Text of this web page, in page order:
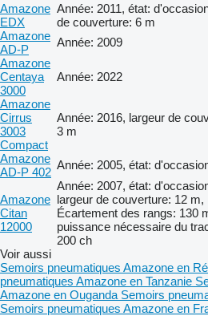
Amazone
EDX
Année: 2011, état:
de couverture: 6 m
Amazone
AD-P
Année: 2009
Amazone
Centaya
3000
Année: 2022
Amazone
Cirrus
3003
Compact
Année: 2016, largeur de
3 m
Amazone
AD-P 402
Année: 2005, état:
Amazone
Citan
12000
Année: 2007, état:
largeur de couverture: 12 m,
Écartement des rangs: 130
puissance nécessaire du
200 ch
Voir aussi
Semoirs pneumatiques Amazone en
pneumatiques Amazone en Tanzanie
Amazone en Ouganda Semoirs
Semoirs pneumatiques Amazone en